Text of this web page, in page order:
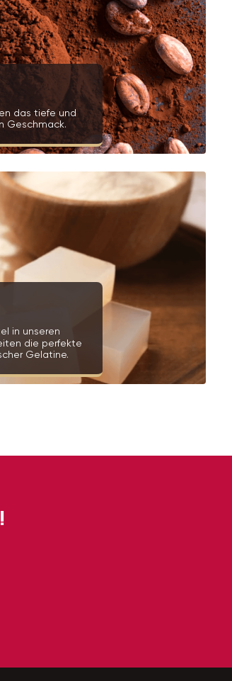
das tiefe und
Geschmack.
in unseren
die perfekte
Gelatine.